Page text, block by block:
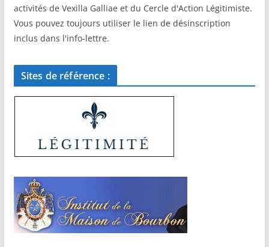
activités de Vexilla Galliae et du Cercle d'Action Légitimiste.
Vous pouvez toujours utiliser le lien de désinscription
inclus dans l'info-lettre.
Sites de référence :